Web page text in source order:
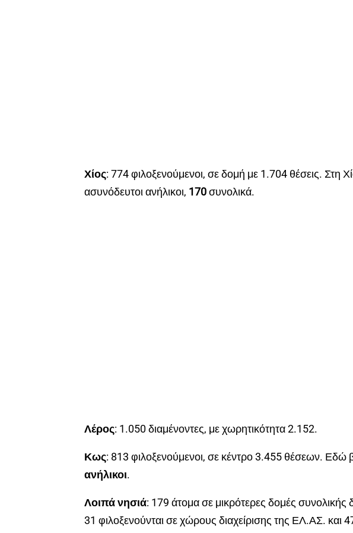
Χίος: 774 φιλοξενούμενοι, σε δομή με 1.704 θέσεις. Στη
ασυνόδευτοι ανήλικοι, 170συνολικά.
Λέρος: 1.050 διαμένοντες, με χωρητικότητα 2.152.
Κως: 813 φιλοξενούμενοι, σε κέντρο 3.455 θέσεων. Εδώ
ανήλικοι.
Λοιπά νησιά: 179 άτομα σε μικρότερες δομές
31 φιλοξενούνται σε χώρους διαχείρισης της ΕΛ.ΑΣ. και